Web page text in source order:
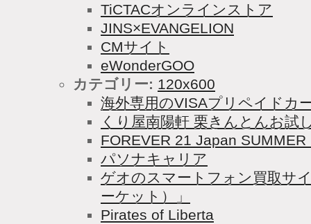
TiCTACオンラインストア
JINS×EVANGELION
CMサイト
eWonderGOO
カテゴリー: 120x600
海外専用のVISAプリペイドカ
くり屋南陽軒 栗きんとんお試
FOREVER 21 Japan
パソナキャリア
ゲオのスマートフォン買取サ
ーケット）」
Pirates of Liberta